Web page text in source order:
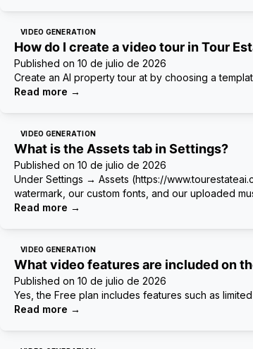
VIDEO GENERATION
How do I create a video tour in Tour
Published on 10 de julio de 2026
Create an AI property tour at by choosing a
Read more →
VIDEO GENERATION
What is the Assets tab in Settings?
Published on 10 de julio de 2026
Under Settings → Assets (https://
watermark, our custom fonts, and our uploaded
Read more →
VIDEO GENERATION
What video features are included on
Published on 10 de julio de 2026
Yes, the Free plan includes features such as
Read more →